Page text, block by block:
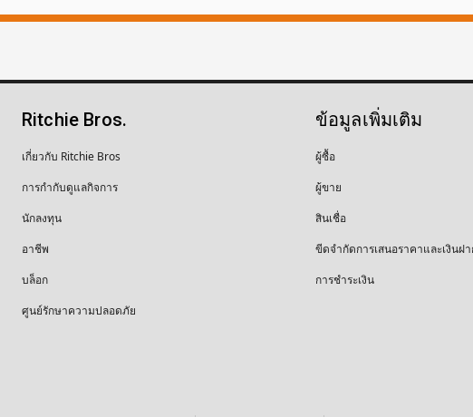
Ritchie Bros.
เกี่ยวกับ Ritchie Bros
การกำกับดูแลกิจการ
นักลงทุน
อาชีพ
บล็อก
ศูนย์รักษาความปลอดภัย
ข้อมูลเพิ่มเติม
ผู้ซื้อ
ผู้ขาย
สินเชื่อ
ขีดจำกัดการเสนอราคาและเงินฝ
การชำระเงิน